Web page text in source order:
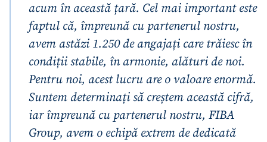
acum în această țară. Cel mai important este
faptul că, împreună cu partenerul nostru,
avem astăzi 1.250 de angajați care trăiesc în
condiții stabile, în armonie, alături de noi.
Pentru noi, acest lucru are o valoare enormă.
Suntem determinați să creștem această cifră,
iar împreună cu partenerul nostru, FIBA
Group, avem o echipă extrem de dedicată